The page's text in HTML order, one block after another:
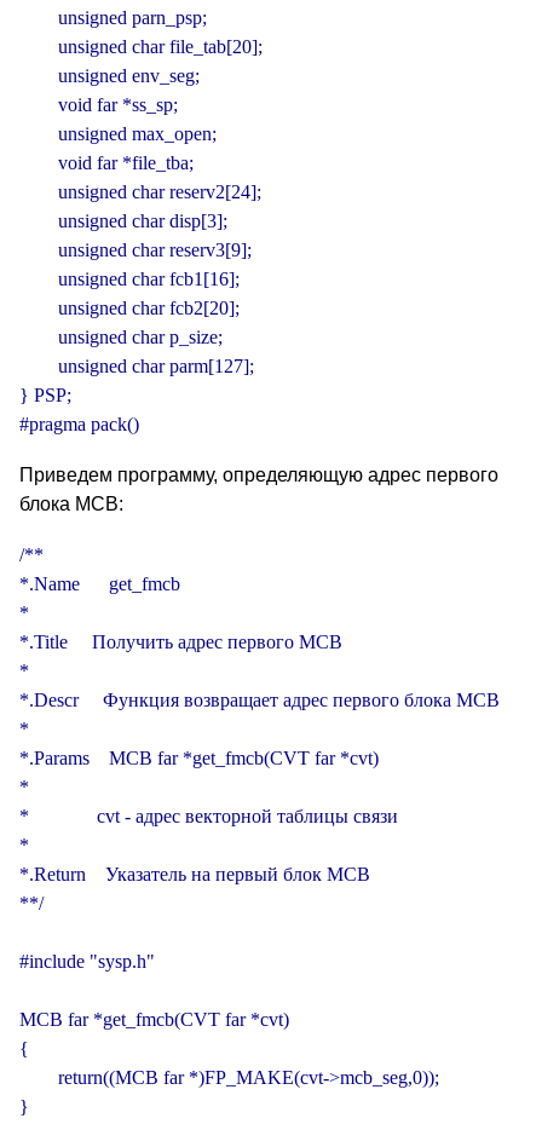
        unsigned parn_psp;
        unsigned char file_tab[20];
        unsigned env_seg;
        void far *ss_sp;
        unsigned max_open;
        void far *file_tba;
        unsigned char reserv2[24];
        unsigned char disp[3];
        unsigned char reserv3[9];
        unsigned char fcb1[16];
        unsigned char fcb2[20];
        unsigned char p_size;
        unsigned char parm[127];
} PSP;
#pragma pack()
Приведем программу, определяющую адрес первого
блока MCB:
/**
*.Name      get_fmcb
*
*.Title     Получить адрес первого MCB
*
*.Descr     Функция возвращает адрес первого блока MCB
*
*.Params    MCB far *get_fmcb(CVT far *cvt)
*
*              cvt - адрес векторной таблицы связи
*
*.Return    Указатель на первый блок MCB
**/
#include "sysp.h"
MCB far *get_fmcb(CVT far *cvt)
{
        return((MCB far *)FP_MAKE(cvt->mcb_seg,0));
}